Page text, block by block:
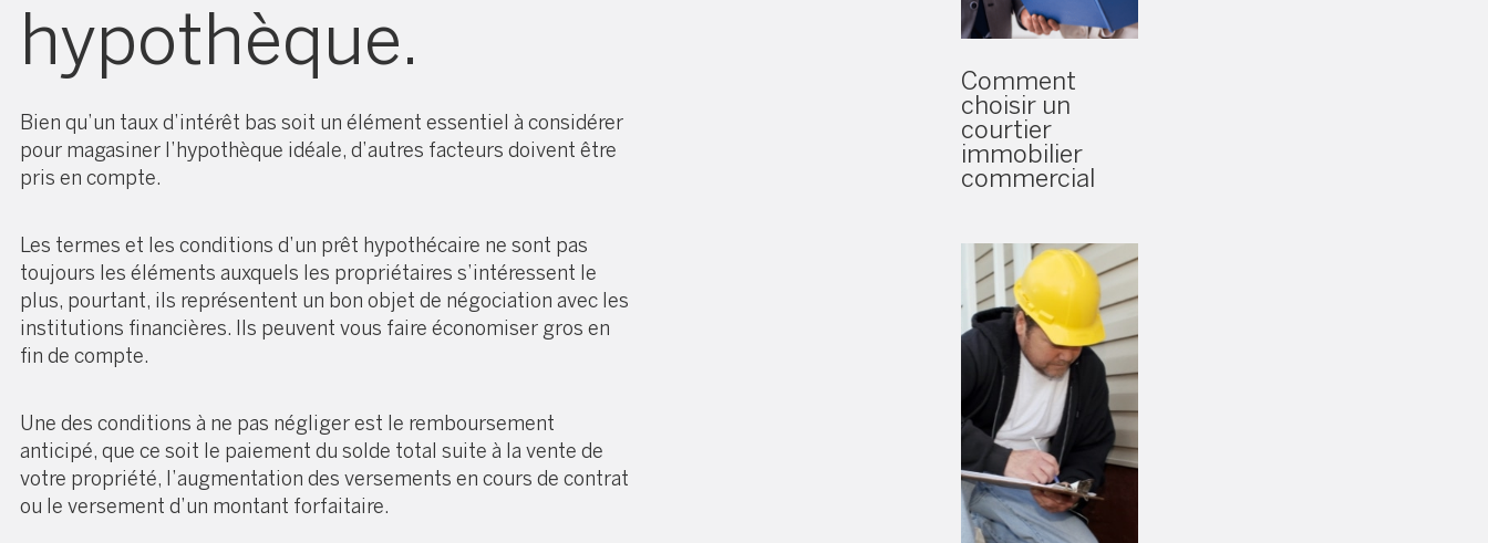
hypothèque.
Bien qu’un taux d’intérêt bas soit un élément essentiel à considérer
pour magasiner l’hypothèque idéale, d’autres facteurs doivent être
pris en compte.
Les termes et les conditions d’un prêt hypothécaire ne sont pas
toujours les éléments auxquels les propriétaires s’intéressent le
plus, pourtant, ils représentent un bon objet de négociation avec les
institutions financières. Ils peuvent vous faire économiser gros en
fin de compte.
Une des conditions à ne pas négliger est le remboursement
anticipé, que ce soit le paiement du solde total suite à la vente de
votre propriété, l’augmentation des versements en cours de contrat
ou le versement d’un montant forfaitaire.
Comment
choisir un
courtier
immobilier
commercial